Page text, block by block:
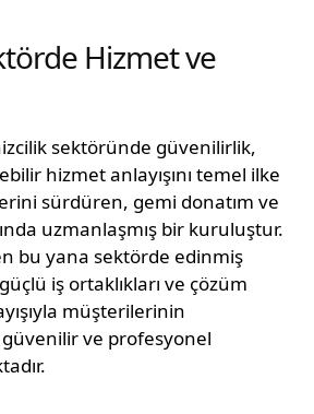
Hizmet ve
sektöründe güvenilirlik,
hizmet anlayışını temel ilke
sürdüren, gemi donatım ve
uzmanlaşmış bir kuruluştur.
bu yana sektörde edinmiş
iş ortaklıkları ve çözüm
müşterilerinin
güvenilir ve profesyonel